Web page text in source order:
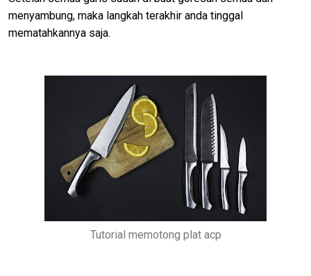
menyambung, maka langkah terakhir anda tinggal
mematahkannya saja.
Tutorial memotong plat acp